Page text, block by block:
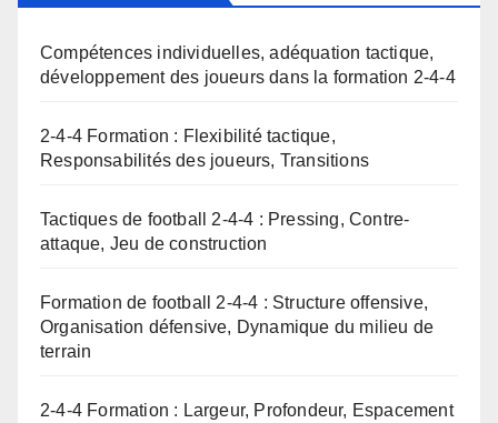
Compétences individuelles, adéquation tactique,
développement des joueurs dans la formation 2-4-4
2-4-4 Formation : Flexibilité tactique,
Responsabilités des joueurs, Transitions
Tactiques de football 2-4-4 : Pressing, Contre-
attaque, Jeu de construction
Formation de football 2-4-4 : Structure offensive,
Organisation défensive, Dynamique du milieu de
terrain
2-4-4 Formation : Largeur, Profondeur, Espacement